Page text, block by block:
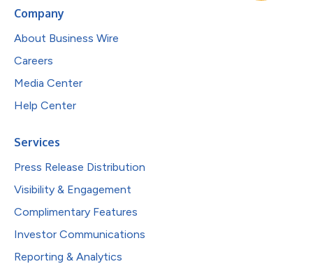
Company
About Business Wire
Careers
Media Center
Help Center
Services
Press Release Distribution
Visibility & Engagement
Complimentary Features
Investor Communications
Reporting & Analytics